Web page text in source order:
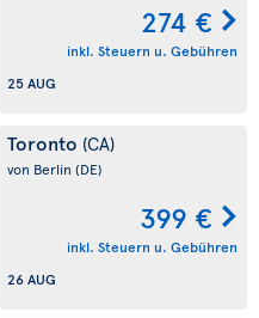
274 €
inkl. Steuern u. Gebühren
25 AUG
Toronto (CA)
von Berlin (DE)
399 €
inkl. Steuern u. Gebühren
26 AUG